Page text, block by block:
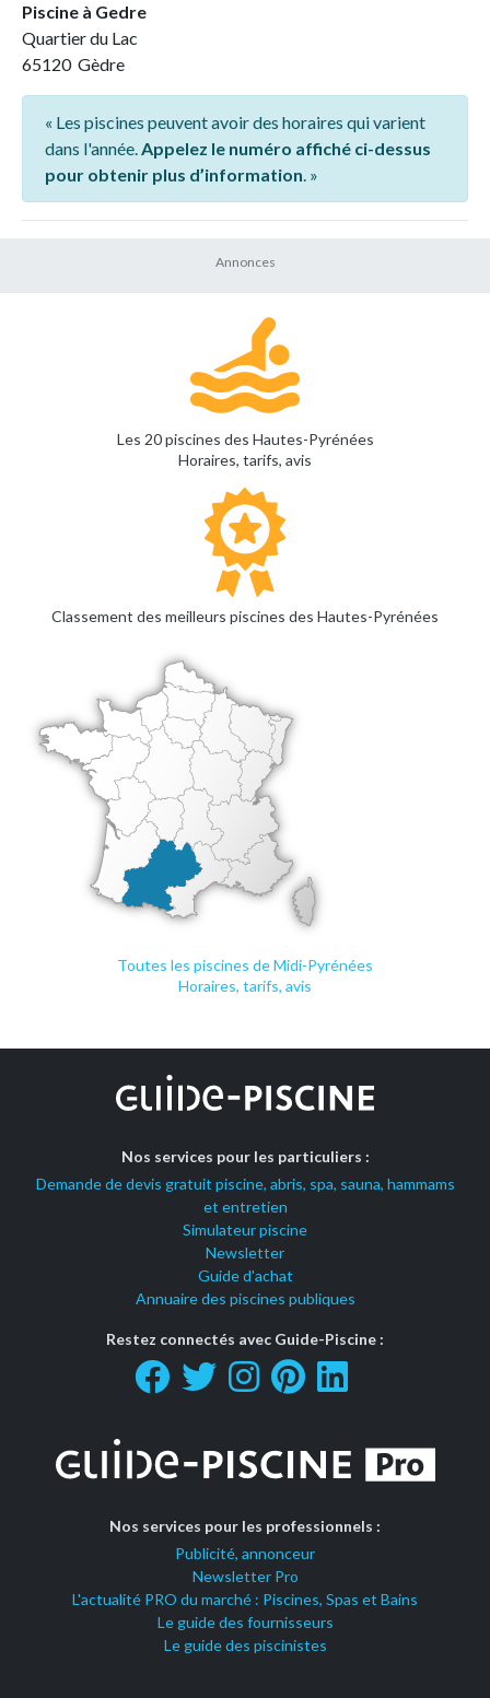
Piscine à Gedre
Quartier du Lac
65120 Gèdre
« Les piscines peuvent avoir des horaires qui varient
dans l'année.Appelez le numéro affiché ci-dessus
pour obtenir plus d’information. »
Les 20 piscines des Hautes-Pyrénées
Horaires, tarifs, avis
Classement des meilleurs piscines des Hautes-Pyrénées
Toutes les piscines de Midi-Pyrénées
Horaires, tarifs, avis
Nos services pour les particuliers :
Demande de devis gratuit piscine, abris, spa, sauna, hammams
et entretien
Simulateur piscine
Newsletter
Guide d'achat
Annuaire des piscines publiques
Restez connectés avec Guide-Piscine :
Nos services pour les professionnels :
Publicité, annonceur
Newsletter Pro
L'actualité PRO du marché : Piscines, Spas et Bains
Le guide des fournisseurs
Le guide des piscinistes